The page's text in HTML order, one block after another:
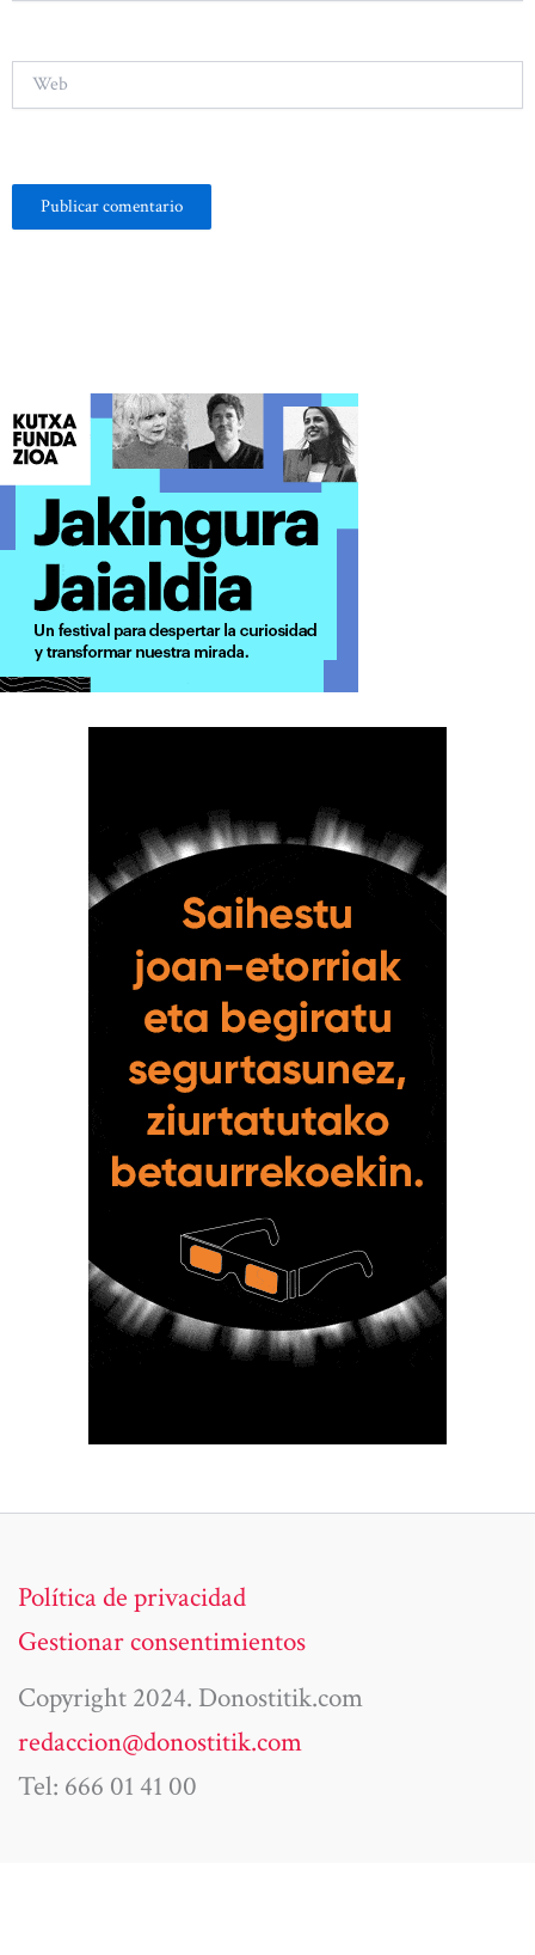
Política de privacidad
Gestionar consentimientos
Copyright 2024. Donostitik.com
redaccion@donostitik.com
Tel: 666 01 41 00